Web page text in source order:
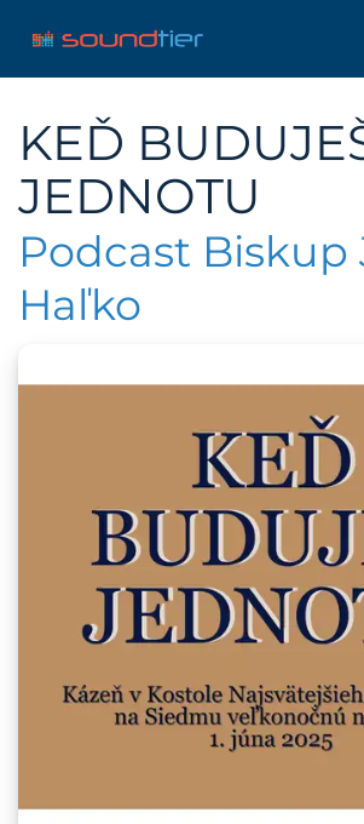
KEĎ
JEDNOTU
Podcast Biskup
Haľko